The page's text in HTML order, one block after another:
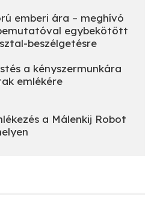
emberi ára – meghívó
egybekötött
beszélgetésre
a kényszermunkára
emlékére
a Málenkij Robot